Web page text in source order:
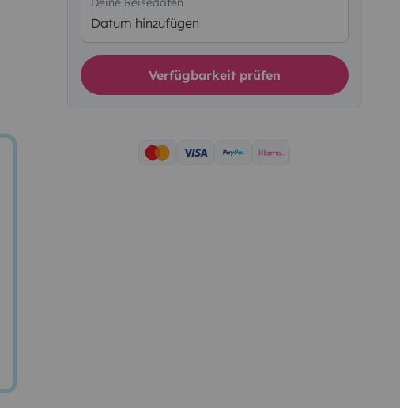
Datum hinzufügen
Verfügbarkeit prüfen